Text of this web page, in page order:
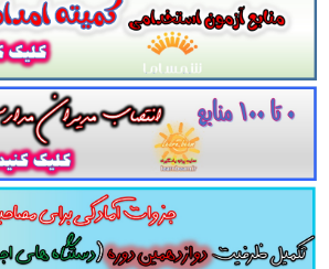
لینک دانلود
اختصاصی و تخصصی سازمان
اختصاصی و تخصصی سازمان